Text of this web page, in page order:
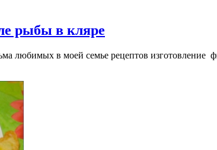
рыбы в кляре
любимых в моей семье рецептов